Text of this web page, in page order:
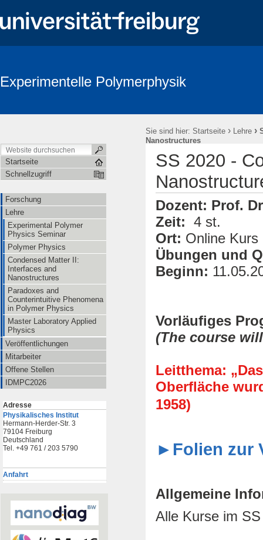
Experimentelle Polymerphysik
Sie sind hier: Startseite › Lehre ›
Nanostructures
Startseite
Schnellzugriff
Forschung
Lehre
Experimental Polymer
Physics Seminar
Polymer Physics
Condensed Matter II:
Interfaces and
Nanostructures
Paradoxes and
Counterintuitive Phenomena
in Polymer Physics
Master Laboratory Applied
Physics
Veröffentlichungen
Mitarbeiter
Offene Stellen
IDMPC2026
Adresse
Physikalisches Institut
Hermann-Herder-Str. 3
79104 Freiburg
Deutschland
Tel. +49 761 / 203 5790
Anfahrt
SS 2020 -
Dozent: Prof.
Zeit: 4 st.
Ort: Online Kurs
Übungen und
Beginn:
Vorläufiges
(The course
Leitthema:
Oberfläche
1958)
►Folien zur
Allgemeine
Alle Kurse im